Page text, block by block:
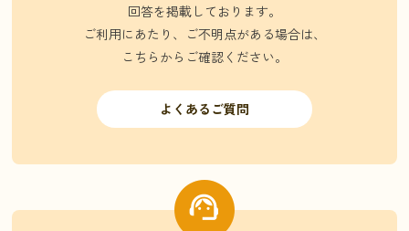
回答を掲載しております。
ご利用にあたり、ご不明点がある場合は、
こちらからご確認ください。
よくあるご質問